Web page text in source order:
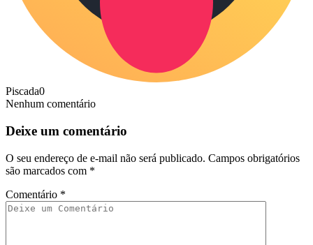
Piscada0
Nenhum comentário
Deixe um comentário
O seu endereço de e-mail não será publicado. Campos obrigatórios
são marcados com *
Comentário *